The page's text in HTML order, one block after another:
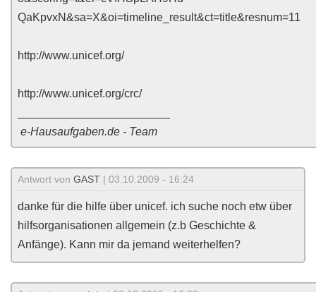
QaKpvxN&sa=X&oi=timeline_result&ct=title&resnum=11
http://www.unicef.org/
http://www.unicef.org/crc/
e-Hausaufgaben.de - Team
Antwort von GAST | 03.10.2009 - 16:24
danke für die hilfe über unicef. ich suche noch etw über
hilfsorganisationen allgemein (z.b Geschichte &
Anfänge). Kann mir da jemand weiterhelfen?